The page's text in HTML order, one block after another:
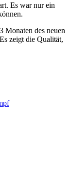
Es war nur ein
Monaten des neuen
zeigt die Qualität,